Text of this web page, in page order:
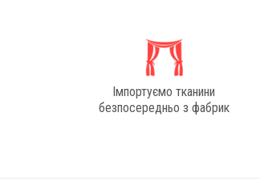
Імпортуємо тканини
безпосередньо з фабрик